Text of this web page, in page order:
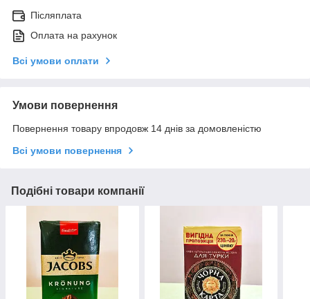
Післяплата
Оплата на рахунок
Всі умови оплати
Умови повернення
Повернення товару впродовж 14 днів за домовленістю
Всі умови повернення
Подібні товари компанії